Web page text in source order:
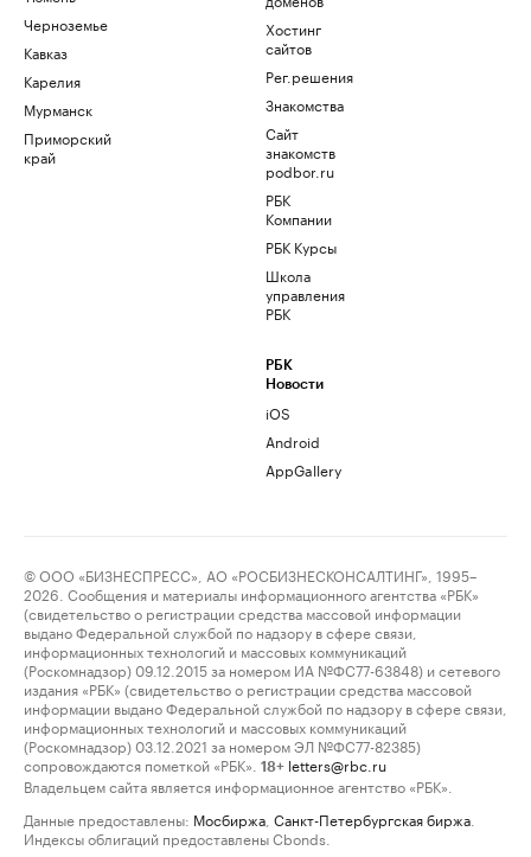
Черноземье
Кавказ
Карелия
Мурманск
Приморский
край
Хостинг
сайтов
Рег.решения
Знакомства
Сайт
знакомств
podbor.ru
РБК
Компании
РБК Курсы
Школа
управления
РБК
РБК
Новости
iOS
Android
AppGallery
© ООО «БИЗНЕСПРЕСС», АО «РОСБИЗНЕСКОНСАЛТИНГ», 1995–
2026. Сообщения и материалы информационного агентства «РБК»
(свидетельство о регистрации средства массовой информации
выдано Федеральной службой по надзору в сфере связи,
информационных технологий и массовых коммуникаций
(Роскомнадзор) 09.12.2015 за номером ИА №ФС77-63848) и сетевого
издания «РБК» (свидетельство о регистрации средства массовой
информации выдано Федеральной службой по надзору в сфере связи,
информационных технологий и массовых коммуникаций
(Роскомнадзор) 03.12.2021 за номером ЭЛ №ФС77-82385)
сопровождаются пометкой «РБК».
18+ letters@rbc.ru
Владельцем сайта является информационное агентство «РБК».
Данные предоставлены: Мосбиржа Санкт-Петербургская биржа
Индексы облигаций предоставлены Cbonds.